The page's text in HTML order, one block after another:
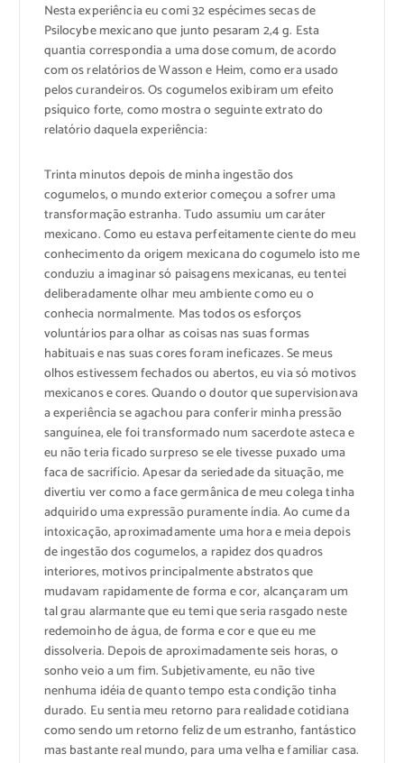
Nesta experiência eu comi 32 espécimes secas de
Psilocybe mexicano que junto pesaram 2,4 g. Esta
quantia correspondia a uma dose comum, de acordo
com os relatórios de Wasson e Heim, como era usado
pelos curandeiros. Os cogumelos exibiram um efeito
psíquico forte, como mostra o seguinte extrato do
relatório daquela experiência:
Trinta minutos depois de minha ingestão dos
cogumelos, o mundo exterior começou a sofrer uma
transformação estranha. Tudo assumiu um caráter
mexicano. Como eu estava perfeitamente ciente do meu
conhecimento da origem mexicana do cogumelo isto me
conduziu a imaginar só paisagens mexicanas, eu tentei
deliberadamente olhar meu ambiente como eu o
conhecia normalmente. Mas todos os esforços
voluntários para olhar as coisas nas suas formas
habituais e nas suas cores foram ineficazes. Se meus
olhos estivessem fechados ou abertos, eu via só motivos
mexicanos e cores. Quando o doutor que supervisionava
a experiência se agachou para conferir minha pressão
sanguínea, ele foi transformado num sacerdote asteca e
eu não teria ficado surpreso se ele tivesse puxado uma
faca de sacrifício. Apesar da seriedade da situação, me
divertiu ver como a face germânica de meu colega tinha
adquirido uma expressão puramente índia. Ao cume da
intoxicação, aproximadamente uma hora e meia depois
de ingestão dos cogumelos, a rapidez dos quadros
interiores, motivos principalmente abstratos que
mudavam rapidamente de forma e cor, alcançaram um
tal grau alarmante que eu temi que seria rasgado neste
redemoinho de água, de forma e cor e que eu me
dissolveria. Depois de aproximadamente seis horas, o
sonho veio a um fim. Subjetivamente, eu não tive
nenhuma idéia de quanto tempo esta condição tinha
durado. Eu sentia meu retorno para realidade cotidiana
como sendo um retorno feliz de um estranho, fantástico
mas bastante real mundo, para uma velha e familiar casa.